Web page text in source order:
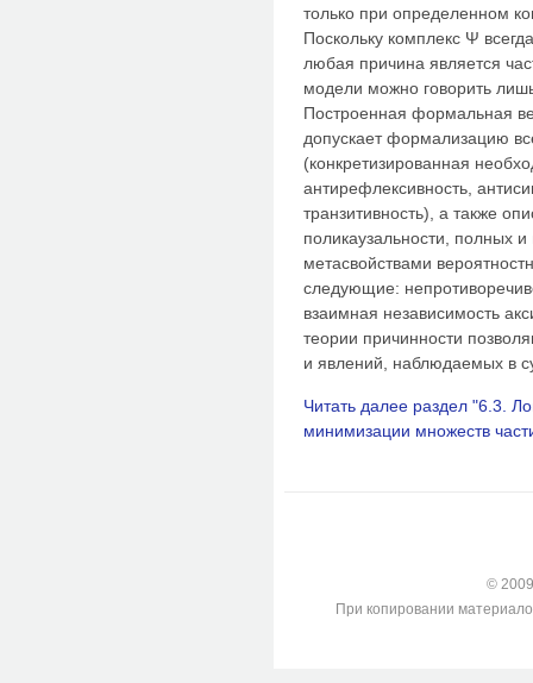
только при определенном
Поскольку комплекс Ψ
любая причина является
модели можно говорить
Построенная формальная
допускает формализацию
(конкретизированная
антирефлексивность,
транзитивность), а также
поликаузальности, полных
метасвойствами
следующие:
взаимная независимость
теории причинности
и явлений, наблюдаемых в
Читать далее раздел "6.3.
минимизации множеств
©
При копировании